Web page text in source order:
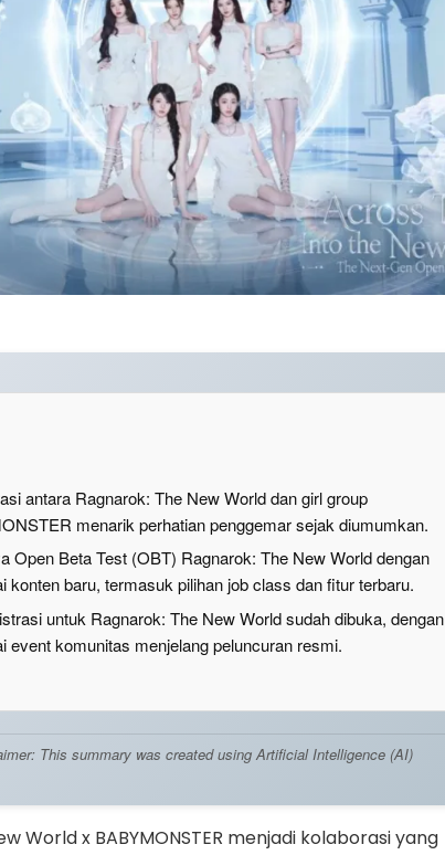
antara Ragnarok: The New World dan girl group
menarik perhatian penggemar sejak diumumkan.
Open Beta Test (OBT) Ragnarok: The New World dengan
konten baru, termasuk pilihan job class dan fitur terbaru.
untuk Ragnarok: The New World sudah dibuka, dengan
event komunitas menjelang peluncuran resmi.
This summary was created using Artificial Intelligence (AI)
World x BABYMONSTER menjadi kolaborasi yang